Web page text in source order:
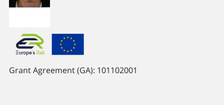
Grant Agreement (GA): 101102001